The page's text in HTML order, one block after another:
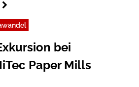
bei
Paper Mills